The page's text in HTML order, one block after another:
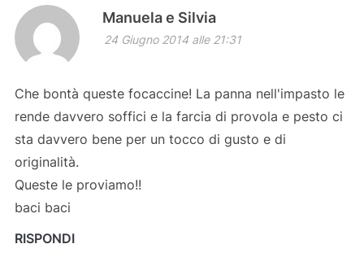
Manuela e Silvia
24 Giugno 2014 alle 21:31
Che bontà queste focaccine! La panna nell'impasto le
rende davvero soffici e la farcia di provola e pesto ci
sta davvero bene per un tocco di gusto e di
originalità.
Queste le proviamo!!
baci baci
RISPONDI